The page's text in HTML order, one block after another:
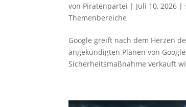
von Piratenpartei | Juli 10, 2026 |
Themenbereiche
Google greift nach dem Herzen
angekündigten Plänen von
Sicherheitsmaßnahme verkauft